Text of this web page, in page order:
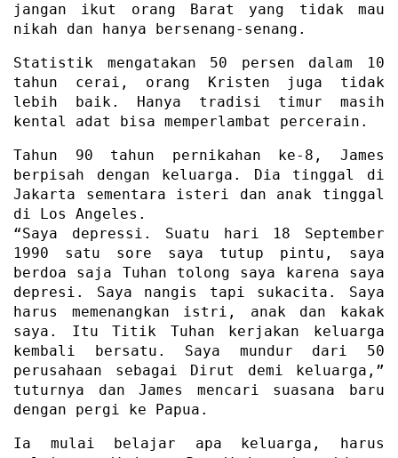
jangan ikut orang Barat yang tidak mau
nikah dan hanya bersenang-senang.
Statistik mengatakan 50 persen dalam 10
tahun cerai, orang Kristen juga tidak
lebih baik. Hanya tradisi timur masih
kental adat bisa memperlambat percerain.
Tahun 90 tahun pernikahan ke-8, James
berpisah dengan keluarga. Dia tinggal di
Jakarta sementara isteri dan anak tinggal
di Los Angeles.
“Saya depressi. Suatu hari 18 September
1990 satu sore saya tutup pintu, saya
berdoa saja Tuhan tolong saya karena saya
depresi. Saya nangis tapi sukacita. Saya
harus memenangkan istri, anak dan kakak
saya. Itu Titik Tuhan kerjakan keluarga
kembali bersatu. Saya mundur dari 50
perusahaan sebagai Dirut demi keluarga,”
tuturnya dan James mencari suasana baru
dengan pergi ke Papua.
Ia mulai belajar apa keluarga, harus